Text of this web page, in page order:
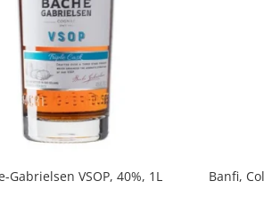
Gabrielsen VSOP, 40%, 1L
Banfi,